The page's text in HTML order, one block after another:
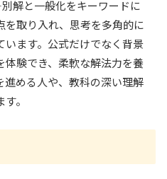
解と一般化をキーワードに
を取り入れ、思考を多角的に
ます。公式だけでなく背景
体験でき、柔軟な解法力を養
進める人や、教科の深い理解
。